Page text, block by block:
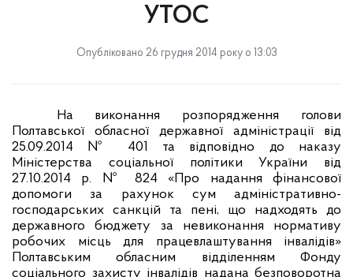
УТОС
Опубліковано 26 грудня 2014 року о 13:03
На виконання розпорядження голови
Полтавської обласної державної адміністрації від
25.09.2014 № 401 та відповідно до наказу
Міністерства соціальної політики України від
27.10.2014 р. № 824 «Про надання фінансової
допомоги за рахунок сум адміністративно-
господарських санкцій та пені, що надходять до
державного бюджету за невиконання нормативу
робочих місць для працевлаштування інвалідів»
Полтавським обласним відділенням Фонду
соціального захисту інвалідів надана безповоротна